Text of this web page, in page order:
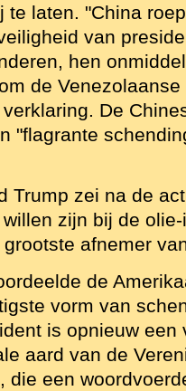
te laten. "China
van
hen
de
De
"flagrante
Trump zei na de
zijn bij de
afnemer
de
vorm van
is opnieuw een
aard van de
die een